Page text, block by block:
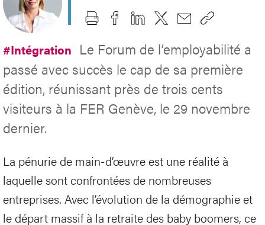
#Intégration Le Forum de l’employabilité a
passé avec succès le cap de sa première
édition, réunissant près de trois cents
visiteurs à la FER Genève, le 29 novembre
dernier.
La pénurie de main-d’œuvre est une réalité à
laquelle sont confrontées de nombreuses
entreprises. Avec l’évolution de la démographie et
le départ massif à la retraite des baby boomers, ce